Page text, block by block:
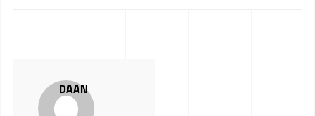
DAAN